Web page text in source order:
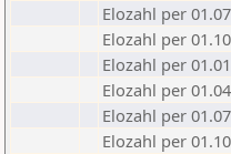
Elozahl per
Elozahl per
Elozahl per
Elozahl per
Elozahl per
Elozahl per